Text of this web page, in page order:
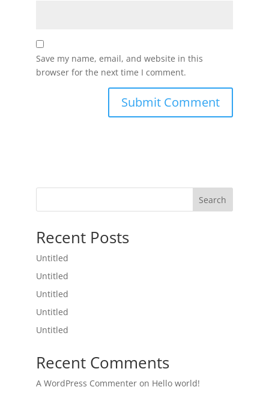
Save my name, email, and website in this
browser for the next time I comment.
Search
Recent Posts
Untitled
Untitled
Untitled
Untitled
Untitled
Recent Comments
A WordPress Commenteron Hello world!